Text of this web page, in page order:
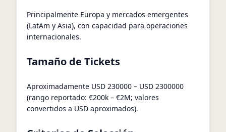
Principalmente Europa y mercados emergentes
(LatAm y Asia), con capacidad para operaciones
internacionales.
Tamaño de Tickets
Aproximadamente USD 230000 – USD 2300000
(rango reportado: €200k – €2M; valores
convertidos a USD aproximados).